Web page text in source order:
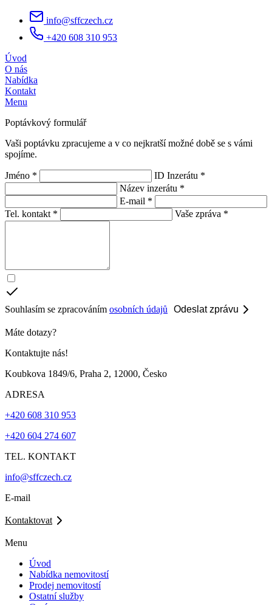
info@sffczech.cz
+420 608 310 953
Úvod
O nás
Nabídka
Kontakt
Menu
Poptávkový formulář
Vaši poptávku zpracujeme a v co nejkratší možné době se s vámi
spojíme.
Jméno *
ID Inzerátu *
Název inzerátu *
E-mail *
Tel. kontakt *
Vaše zpráva *
Souhlasím se zpracováním osobních údajů Odeslat zprávu
Máte dotazy?
Kontaktujte nás!
Koubkova 1849/6, Praha 2, 12000, Česko
ADRESA
+420 608 310 953
+420 604 274 607
TEL. KONTAKT
info@sffczech.cz
E-mail
Kontaktovat
Menu
Úvod
Nabídka nemovitostí
Prodej nemovitostí
Ostatní služby